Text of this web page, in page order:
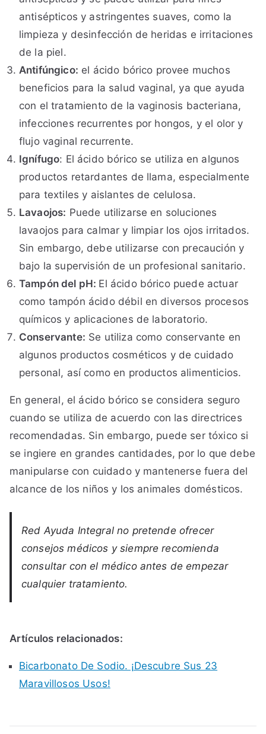
antisépticos y astringentes suaves, como la
limpieza y desinfección de heridas e irritaciones
de la piel.
Antifúngico: el ácido bórico provee muchos
beneficios para la salud vaginal, ya que ayuda
con el tratamiento de la vaginosis bacteriana,
infecciones recurrentes por hongos, y el olor y
flujo vaginal recurrente.
Ignífugo: El ácido bórico se utiliza en algunos
productos retardantes de llama, especialmente
para textiles y aislantes de celulosa.
Lavaojos: Puede utilizarse en soluciones
lavaojos para calmar y limpiar los ojos irritados.
Sin embargo, debe utilizarse con precaución y
bajo la supervisión de un profesional sanitario.
Tampón del pH: El ácido bórico puede actuar
como tampón ácido débil en diversos procesos
químicos y aplicaciones de laboratorio.
Conservante: Se utiliza como conservante en
algunos productos cosméticos y de cuidado
personal, así como en productos alimenticios.
En general, el ácido bórico se considera seguro
cuando se utiliza de acuerdo con las directrices
recomendadas. Sin embargo, puede ser tóxico si
se ingiere en grandes cantidades, por lo que debe
manipularse con cuidado y mantenerse fuera del
alcance de los niños y los animales domésticos.
Red Ayuda Integral no pretende ofrecer
consejos médicos y siempre recomienda
consultar con el médico antes de empezar
cualquier tratamiento.
Artículos relacionados:
Bicarbonato De Sodio. ¡Descubre Sus 23
Maravillosos Usos!